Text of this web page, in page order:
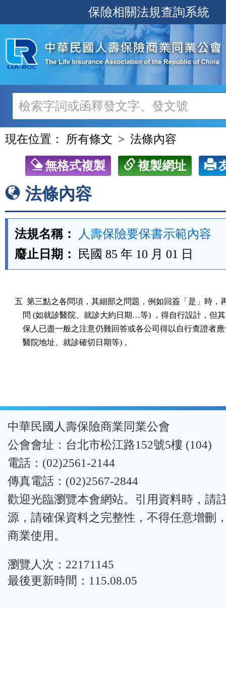
至
主
內
容
保險相關法規查詢系統
現在位置： 所有條文 法條內容
無格式複製 複製網址
法條內容
法規名稱：
人壽保險要保書示範內容
廢止日期：
民國 85 年 10 月 01 日
五  第三點之各問項，其細部之問題，例如回簽「是」時，
問 (如就診醫院、就診大約日期…等) ，得自行設計，但
保人已盡一般之注意仍難回答或各公司得以自行查證者應
:::中華民國人壽保險商業同業公會
公會會址：台北市松江路152號5樓 (104)
電話：(02)2561-2144
傳真電話：(02)2567-2844
歡迎光臨瀏覽本會網站。引用資料時，請
源，請確保資料之完整性，不得任意增刪
商業使用。
瀏覽人次：22171145
最後更新時間：115.08.05